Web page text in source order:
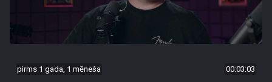
pirms 1 gada, 1 mēneša 00:03:03